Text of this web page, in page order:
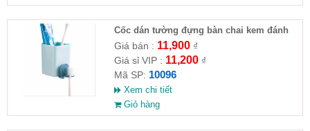
Cốc dán tường đựng bàn chai kem đánh
răng
Giá bán : 11,900₫
Giá sỉ VIP : 11,200₫
Mã SP: 10096
Xem chi tiết
Giỏ hàng